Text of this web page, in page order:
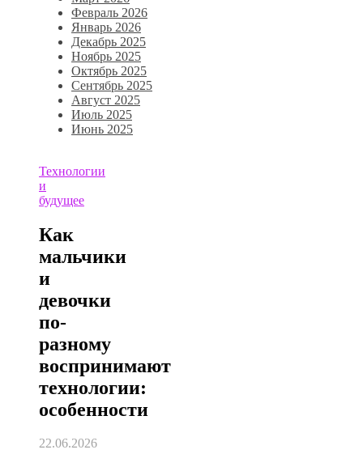
Февраль 2026
Январь 2026
Декабрь 2025
Ноябрь 2025
Октябрь 2025
Сентябрь 2025
Август 2025
Июль 2025
Июнь 2025
Технологии
и
будущее
Как
мальчики
и
девочки
по-
разному
воспринимают
технологии:
особенности
22.06.2026